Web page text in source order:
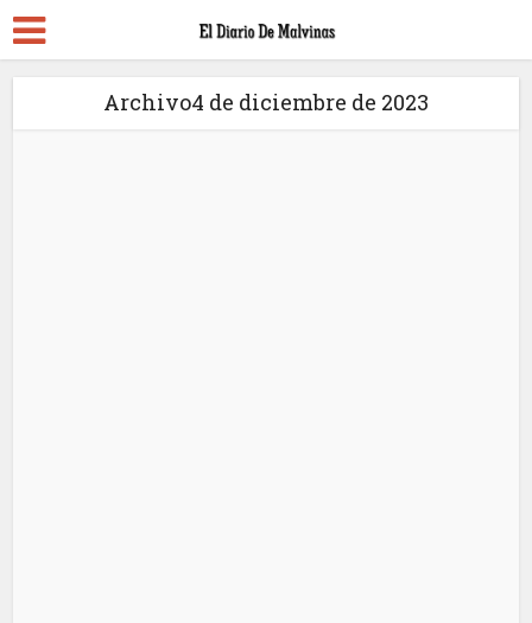
Archivo4 de diciembre de 2023